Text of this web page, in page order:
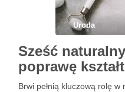
Uroda
Sześć
poprawę
Brwi pełnią kluczową rolę